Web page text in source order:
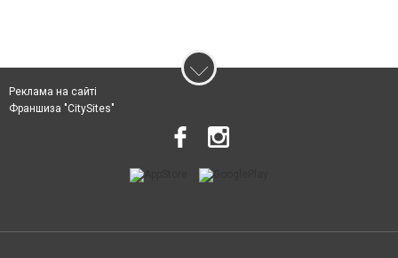
Реклама на сайті
Франшиза "CitySites"